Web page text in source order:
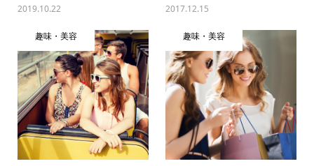
2019.10.22 2017.12.15
趣味・美容 趣味・美容